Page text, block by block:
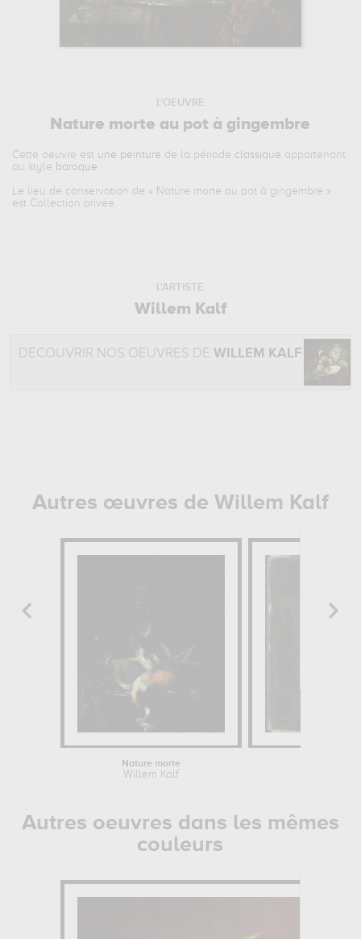
L'OEUVRE
Nature morte au pot à gingembre
Cette oeuvre est une peinture de la période classique appartenant
au style baroque.
Le lieu de conservation de « Nature morte au pot à gingembre »
est Collection privée.
L'ARTISTE
Willem Kalf
DÉCOUVRIR NOS OEUVRES DE WILLEM KALF
Autres œuvres de Willem Kalf
Nature morte
Willem Kalf
Autres oeuvres dans les mêmes
couleurs